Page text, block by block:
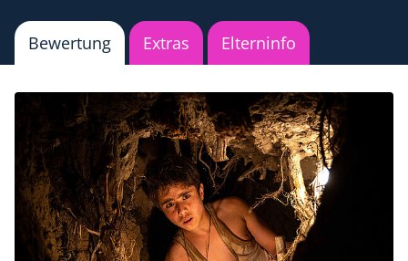
Bewertung Extras Elterninfo